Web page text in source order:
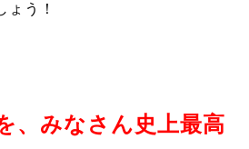
ょう！
、みなさん史上最高